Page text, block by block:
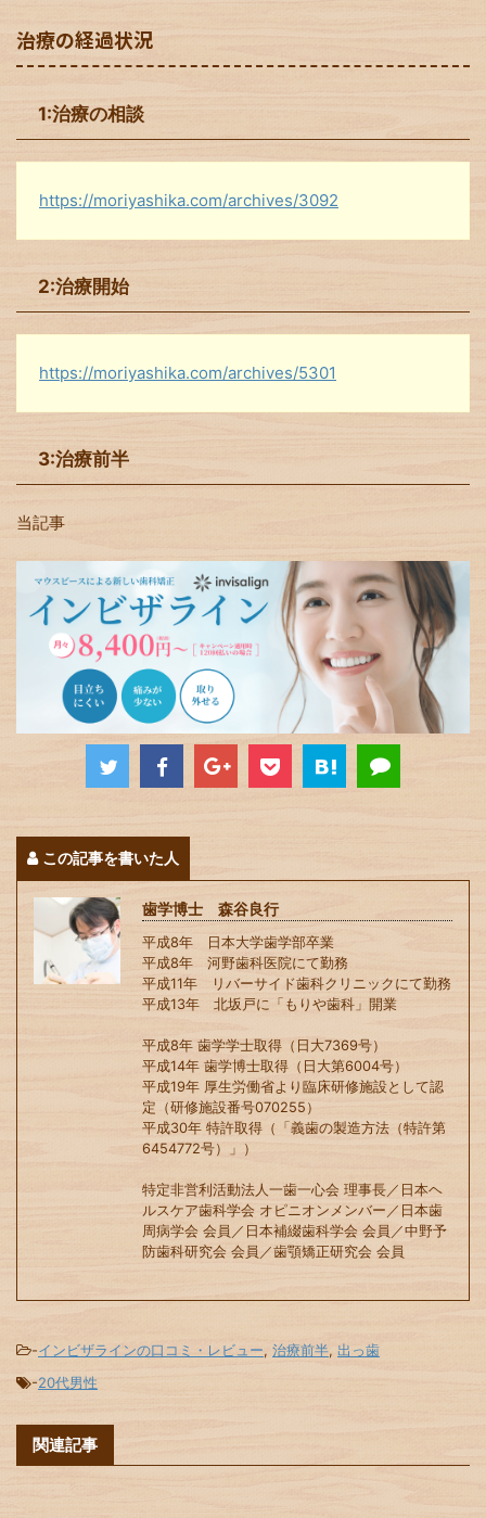
治療の経過状況
1:治療の相談
https://moriyashika.com/archives/3092
2:治療開始
https://moriyashika.com/archives/5301
3:治療前半
当記事
この記事を書いた人
歯学博士 森谷良行
平成8年 日本大学歯学部卒業
平成8年 河野歯科医院にて勤務
平成11年 リバーサイド歯科クリニックにて勤務
平成13年 北坂戸に「もりや歯科」開業
平成8年 歯学学士取得（日大7369号）
平成14年 歯学博士取得（日大第6004号）
平成19年 厚生労働省より臨床研修施設として認
定（研修施設番号070255）
平成30年 特許取得（「義歯の製造方法（特許第
6454772号）」）
特定非営利活動法人一歯一心会 理事長／日本ヘ
ルスケア歯科学会 オピニオンメンバー／日本歯
周病学会 会員／日本補綴歯科学会 会員／中野予
防歯科研究会 会員／歯顎矯正研究会 会員
-インビザラインの口コミ・レビュー, 治療前半, 出っ歯
-20代男性
関連記事